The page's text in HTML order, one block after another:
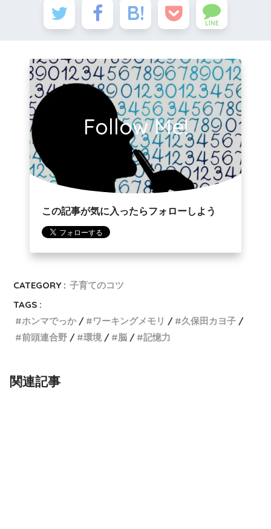
LINE
Follow Me!
この記事が気に入ったらフォローしよう
CATEGORY : 子育てのコツ
TAGS :
ホンマでっか
ワーキングメモリ
久保田カヨ子
前頭連合野
環境 脳 記憶力
関連記事